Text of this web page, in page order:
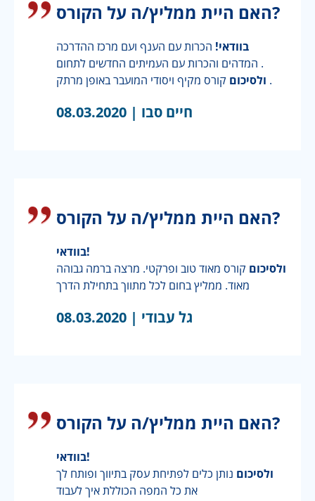
האם היית ממליץ/ה על הקורס?
בוודאי! הכרות עם הענף ועם מרכז ההדרכה
המדהים והכרות עם העמיתים החדשים לתחום .
ולסיכום קורס מקיף ויסודי המועבר באופן מרתק .
חיים סבו | 08.03.2020
האם היית ממליץ/ה על הקורס?
בוודאי!
ולסיכום קורס מאוד טוב ופרקטי. מרצה ברמה גבוהה
מאוד. ממליץ בחום לכל מתווך בתחילת הדרך
גל עבודי | 08.03.2020
האם היית ממליץ/ה על הקורס?
בוודאי!
ולסיכום נותן כלים לפתיחת עסק בתיווך ופותח לך
את כל המפה הכוללת איך לעבוד